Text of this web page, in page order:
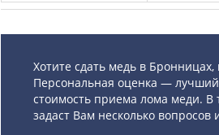
Хотите сдать медь в
Персональная оценка —
стоимость приема лома меди.
задаст Вам несколько вопросов